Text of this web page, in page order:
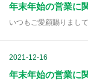
年末年始の営業に
いつもご愛顧賜りまし
2021-12-16
年末年始の営業に